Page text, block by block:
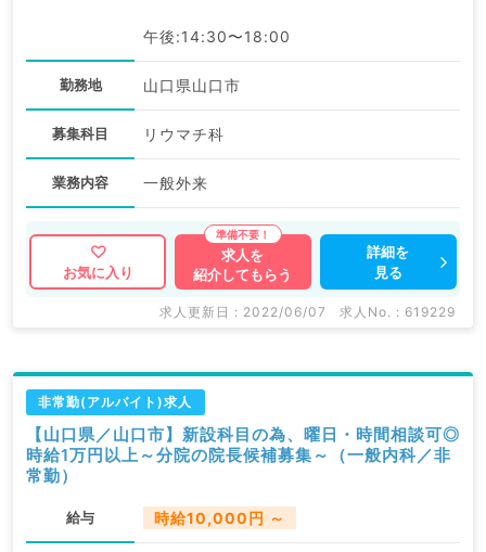
午後:14:30〜18:00
勤務地 山口県山口市
募集科目 リウマチ科
業務内容 一般外来
お気に入り
求人を
紹介してもらう
詳細を
見る
求人更新日 : 2022/06/07 求人No. : 619229
非常勤(アルバイト)求人
【山口県／山口市】新設科目の為、曜日・時間相談可◎
時給1万円以上～分院の院長候補募集～（一般内科／非
常勤）
給与 時給10,000円 ～